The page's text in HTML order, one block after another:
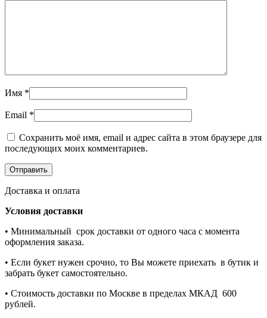
Имя *
Email *
Сохранить моё имя, email и адрес сайта в этом браузере для
последующих моих комментариев.
Доставка и оплата
Условия доставки
• Минимальный срок доставки от одного часа с момента
оформления заказа.
• Если букет нужен срочно, то Вы можете приехать в бутик и
забрать букет самостоятельно.
• Стоимость доставки по Москве в пределах МКАД 600
рублей.